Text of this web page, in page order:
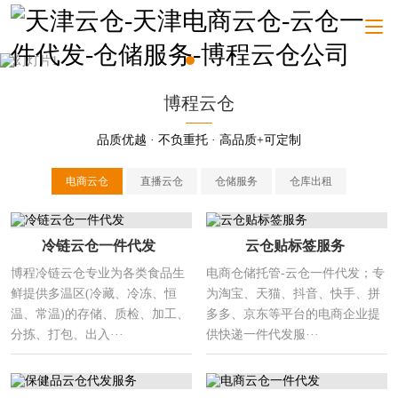
博程云仓
品质优越 · 不负重托 · 高品质+可定制
电商云仓 直播云仓 仓储服务 仓库出租
冷链云仓一件代发
博程冷链云仓专业为各类食品生
鲜提供多温区(冷藏、冷冻、恒
温、常温)的存储、质检、加工、
分拣、打包、出入···
云仓贴标签服务
电商仓储托管-云仓一件代发；专
为淘宝、天猫、抖音、快手、拼
多多、京东等平台的电商企业提
供快递一件代发服···